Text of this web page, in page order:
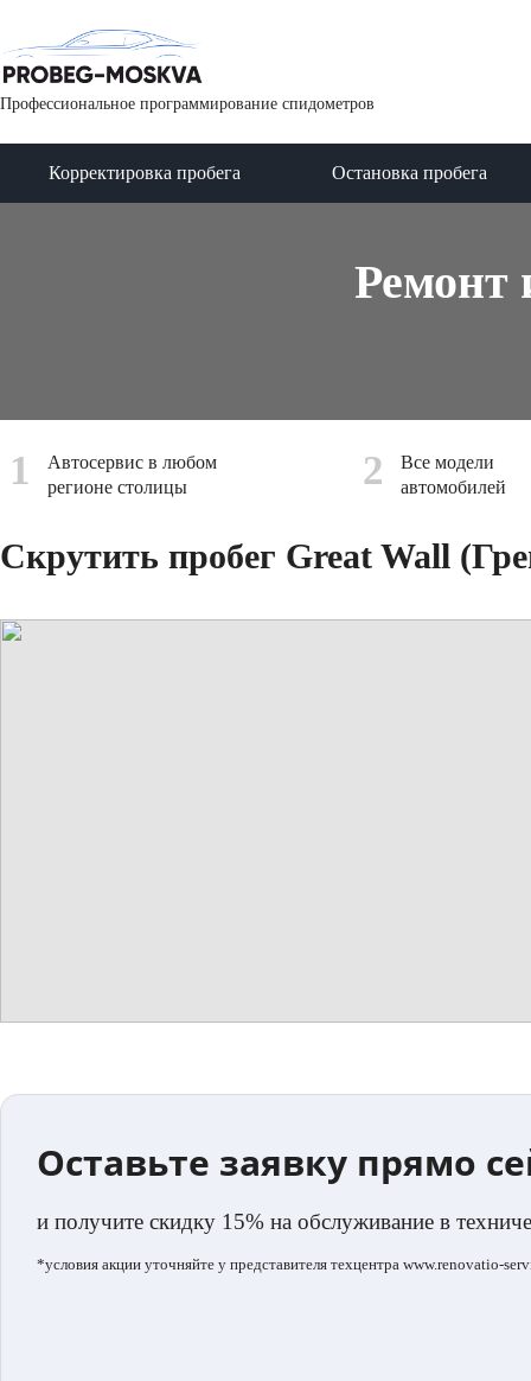
Профессиональное программирование спидометров
Корректировка пробега Остановка пробега
Ремонт
1
Автосервис в любом
регионе столицы
2
Все модели
автомобилей
Скрутить пробег Great Wall
Оставьте заявку прямо
и получите скидку 15% на обслуживание в
*условия акции уточняйте у представителя техцентра www.renovatio-